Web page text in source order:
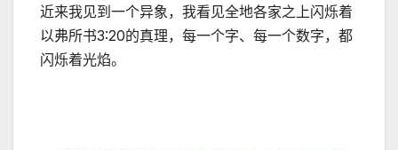
器
近来我见到一个异象，我看见全地各家之上闪烁着
以弗所书3:20的真理，每一个字、每一个数字，都
闪烁着光焰。